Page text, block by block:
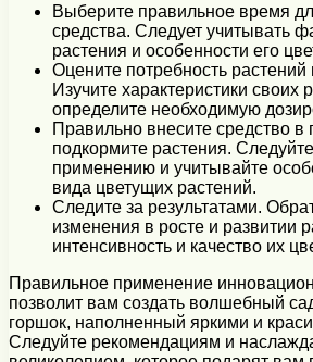
Выберите правильное время
средства. Следует учитывать
растения и особенности его
Оцените потребность растений
Изучите характеристики своих
определите необходимую
Правильно внесите средство в
подкормите растения.
применению и учитывайте
вида цветущих растений.
Следите за результатами.
изменения в росте и развитии
интенсивность и качество их
Правильное применение
позволит вам создать волшебный
горшок, наполненный яркими и
Следуйте рекомендациям и